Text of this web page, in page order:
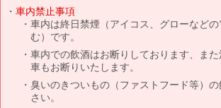
車内禁止事項
車内は終日禁煙（アイコス、グローなど
む）です。
車内での飲酒はお断りしております、ま
車もお断りいたします。
臭いのきついもの（ファストフード等）
さい。